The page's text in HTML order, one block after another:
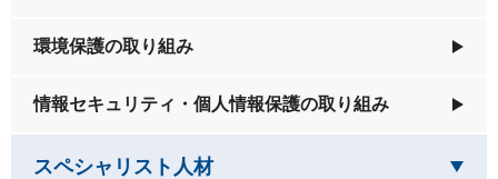
環境保護の取り組み
情報セキュリティ・個人情報保護の取り組み
スペシャリスト人材を閉じています